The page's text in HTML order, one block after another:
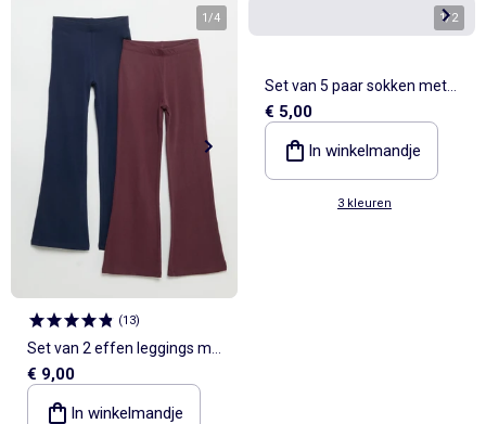
1/4
(13)
Set van 2 effen leggings met
flarevorm
€ 9,00
In winkelmandje
1/2
Set van 5 paar sokken met
omslag van katoen
€ 5,00
In winkelmandje
3 kleuren